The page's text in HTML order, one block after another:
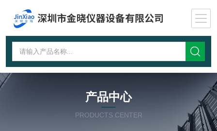
产品中心
PRODUCTS CENTER